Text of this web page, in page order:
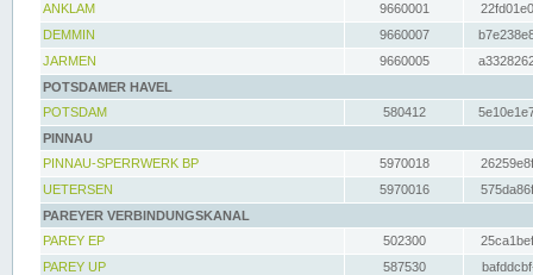
ANKLAM
9660001
DEMMIN
9660007
JARMEN
9660005
POTSDAMER HAVEL
POTSDAM
580412
PINNAU
PINNAU-SPERRWERK BP
5970018
UETERSEN
5970016
PAREYER VERBINDUNGSKANAL
PAREY EP
502300
PAREY UP
587530